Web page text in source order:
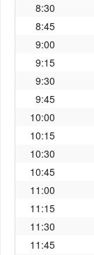
8:30
8:45
9:00
9:15
9:30
9:45
10:00
10:15
10:30
10:45
11:00
11:15
11:30
11:45